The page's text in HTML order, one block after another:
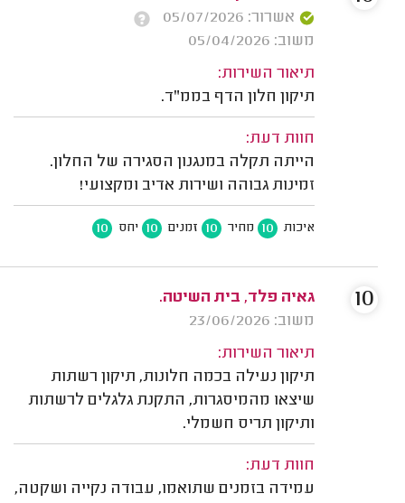
אשרור: 05/07/2026
משוב: 05/04/2026
תיאור השירות:
תיקון חלון הדף בממ"ד.
חוות דעת:
הייתה תקלה במנגנון הסגירה של החלון.
זמינות גבוהה ושירות אדיב ומקצועי!
איכות 10 מחיר 10 זמנים 10 יחס 10
גאיה פלד, בית השיטה.
משוב: 23/06/2026
תיאור השירות:
תיקון נעילה בכמה חלונות, תיקון רשתות
שיצאו מהמיסגרות, התקנת גלגלים לרשתות
ותיקון תריס חשמלי.
חוות דעת:
עמידה בזמנים שתואמו, עבודה נקייה ושקטה,
10